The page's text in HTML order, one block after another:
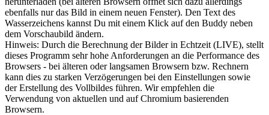
ebenfalls nur das Bild in einem neuen Fenster). Den Text des
Wasserzeichens kannst Du mit einem Klick auf den Buddy neben
dem Vorschaubild ändern.
Hinweis: Durch die Berechnung der Bilder in Echtzeit (LIVE), stellt
dieses Programm sehr hohe Anforderungen an die Performance des
Browsers - bei älteren oder langsamen Browsern bzw. Rechnern
kann dies zu starken Verzögerungen bei den Einstellungen sowie
der Erstellung des Vollbildes führen. Wir empfehlen die
Verwendung von aktuellen und auf Chromium basierenden
Browsern.